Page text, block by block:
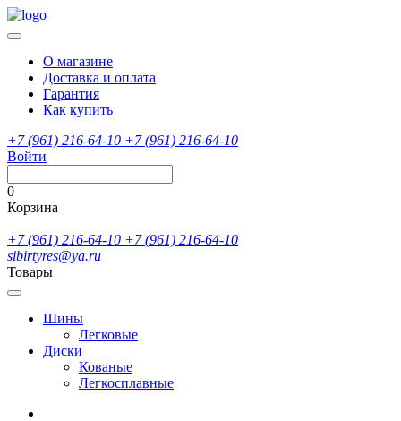
О магазине
Доставка и оплата
Гарантия
Как купить
+7 (961) 216-64-10 +7 (961) 216-64-10
Войти
0
Корзина
+7 (961) 216-64-10 +7 (961) 216-64-10
sibirtyres@ya.ru
Товары
Шины
Легковые
Диски
Кованые
Легкосплавные